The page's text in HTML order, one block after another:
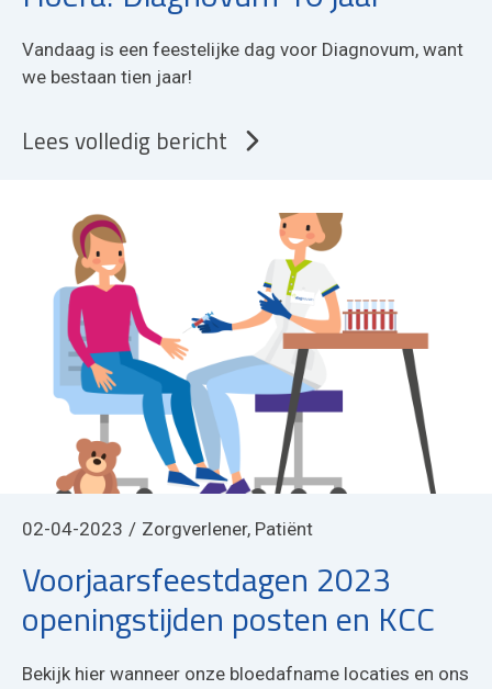
Vandaag is een feestelijke dag voor Diagnovum, want
we bestaan tien jaar!
Lees volledig bericht
02-04-2023 Zorgverlener, Patiënt
Voorjaarsfeestdagen 2023
openingstijden posten en KCC
Bekijk hier wanneer onze bloedafname locaties en ons